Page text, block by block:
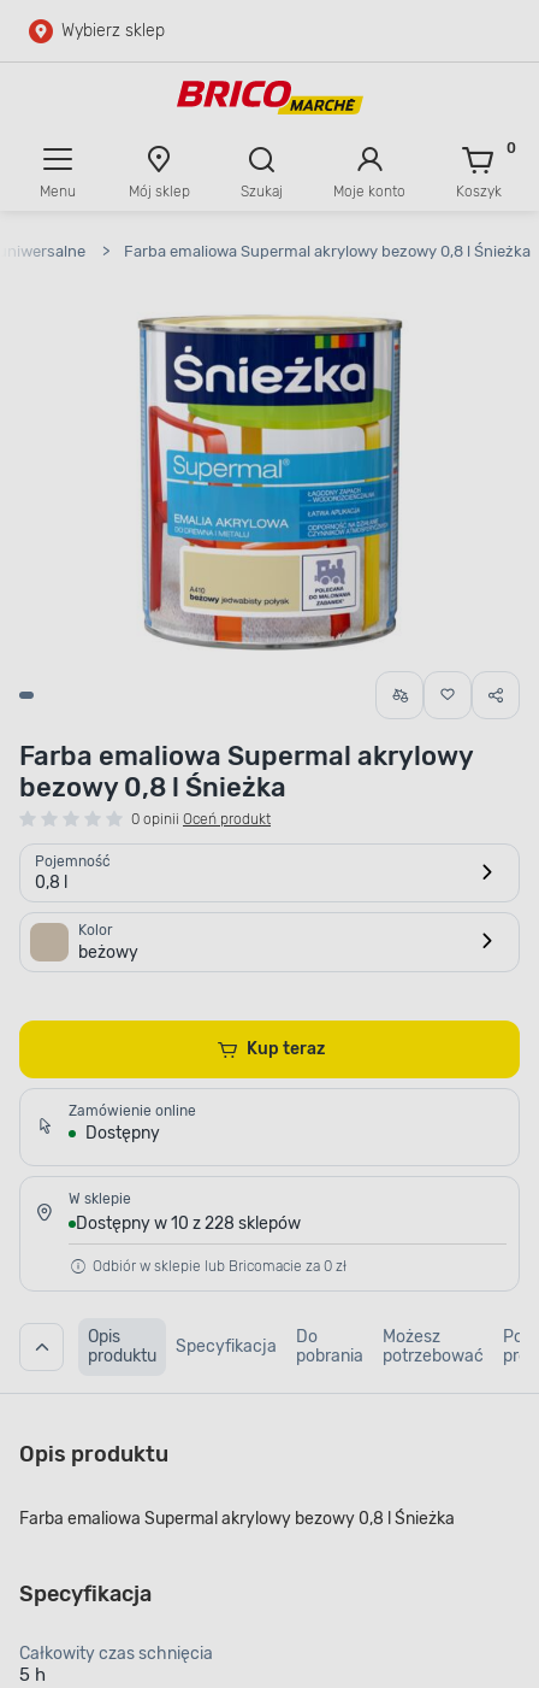
Przejdź do głównej zawartości
Wybierz sklep
Menu Mój sklep Szukaj Moje konto Koszyk
0
> Farba emaliowa Supermal akrylowy bezowy 0,8 l Śnieżka
Farba emaliowa Supermal akrylowy
bezowy 0,8 l Śnieżka
0 opinii Oceń produkt
Pojemność
0,8 l
Kolor
beżowy
Kup teraz
Zamówienie online
Dostępny
W sklepie
Dostępny w 10 z 228 sklepów
Odbiór w sklepie lub Bricomacie za 0 zł
Opis
produktu
Specyfikacja
Do
pobrania
Możesz
potrzebować
Opis produktu
Farba emaliowa Supermal akrylowy bezowy 0,8 l Śnieżka
Specyfikacja
Całkowity czas schnięcia
5 h